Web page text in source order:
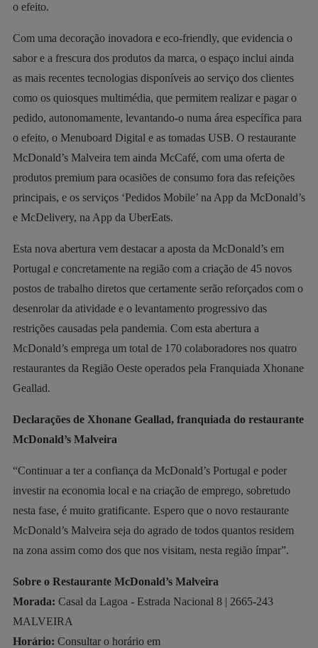
o efeito.
Com uma decoração inovadora e eco-friendly, que evidencia o
sabor e a frescura dos produtos da marca, o espaço inclui ainda
as mais recentes tecnologias disponíveis ao serviço dos clientes
como os quiosques multimédia, que permitem realizar e pagar o
pedido, autonomamente, levantando-o numa área específica para
o efeito, o Menuboard Digital e as tomadas USB. O restaurante
McDonald’s Malveira tem ainda McCafé, com uma oferta de
produtos premium para ocasiões de consumo fora das refeições
principais, e os serviços ‘Pedidos Mobile’ na App da McDonald’s
e McDelivery, na App da UberEats.
Esta nova abertura vem destacar a aposta da McDonald’s em
Portugal e concretamente na região com a criação de 45 novos
postos de trabalho diretos que certamente serão reforçados com o
desenrolar da atividade e o levantamento progressivo das
restrições causadas pela pandemia. Com esta abertura a
McDonald’s emprega um total de 170 colaboradores nos quatro
restaurantes da Região Oeste operados pela Franquiada Xhonane
Geallad.
Declarações de Xhonane Geallad, franquiada do restaurante
McDonald’s Malveira
“Continuar a ter a confiança da McDonald’s Portugal e poder
investir na economia local e na criação de emprego, sobretudo
nesta fase, é muito gratificante. Espero que o novo restaurante
McDonald’s Malveira seja do agrado de todos quantos residem
na zona assim como dos que nos visitam, nesta região ímpar”.
Sobre o Restaurante McDonald’s Malveira
Morada: Casal da Lagoa - Estrada Nacional 8 | 2665-243
MALVEIRA
Horário: Consultar o horário em